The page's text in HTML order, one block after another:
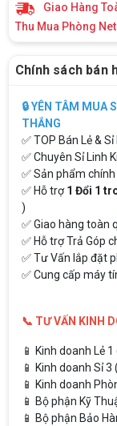
Giao Hàng
Thu Mua Phòng Net
Chính sách bán
🔒 YÊN TÂM MUA
THẮNG
✅ TOP Bán Lẻ &
✅ Chuyên Sỉ Linh
✅ Sản phẩm
✅ Hỗ trợ1 Đổi 1
)
✅ Giao hàng toàn
✅ Hỗ trợ Trả Góp
✅ Tư Vấn lắp đặt
✅ Cung cấp máy
📞 TƯ VẤN KINH
📱 Kinh doanh Lẻ
📱 Kinh doanh Sỉ
📱 Kinh doanh
📱 Bộ phận Kỹ
📱 Bộ phận Bảo